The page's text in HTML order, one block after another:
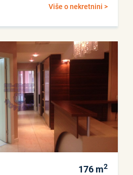
Više o nekretnini >
176 m2